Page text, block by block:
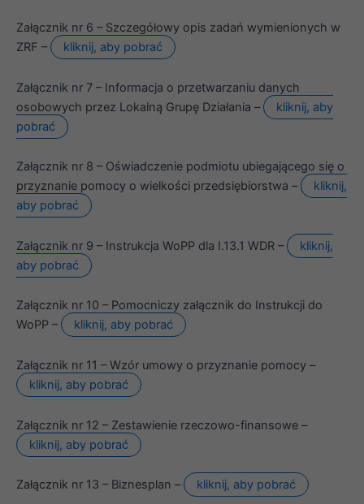
Załącznik nr 6 – Szczegółowy opis zadań wymienionych w
ZRF –
kliknij, aby pobrać
Załącznik nr 7 – Informacja o przetwarzaniu danych
osobowych przez Lokalną Grupę Działania –
kliknij, aby
pobrać
Załącznik nr 8 – Oświadczenie podmiotu ubiegającego się o
przyznanie pomocy o wielkości przedsiębiorstwa –
kliknij,
aby pobrać
Załącznik nr 9 – Instrukcja WoPP dla I.13.1 WDR –
kliknij,
aby pobrać
Załącznik nr 10 – Pomocniczy załącznik do Instrukcji do
WoPP –
kliknij, aby pobrać
Załącznik nr 11 – Wzór umowy o przyznanie pomocy –
kliknij, aby pobrać
Załącznik nr 12 – Zestawienie rzeczowo-finansowe –
kliknij, aby pobrać
Załącznik nr 13 – Biznesplan – kliknij, aby pobrać
internetowa
twojego
przejścia na nią.
Jeśli odrzucisz
internetowej.
Udostępniając
swoje
podczas
odwiedzania naszej
spersonalizowanych